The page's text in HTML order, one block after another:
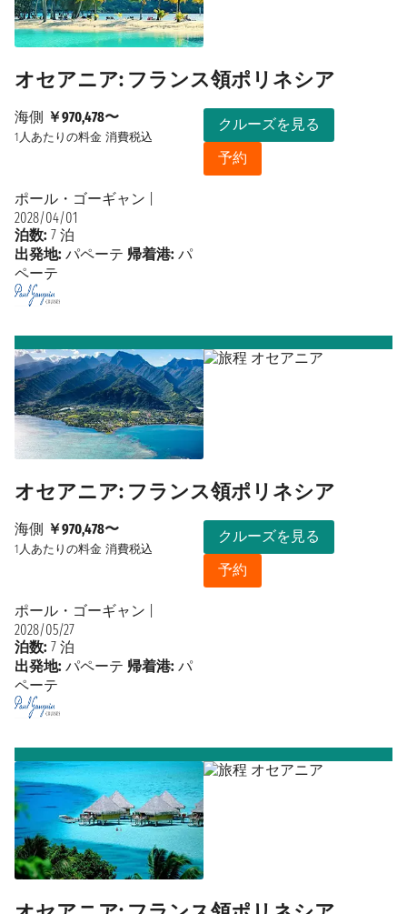
オセアニア: フランス領ポリネシア
海側 ￥970,478〜
1人あたりの料金 消費税込
クルーズを見る
予約
ポール・ゴーギャン
2028/04/01
泊数: 7 泊
出発地: パペーテ 帰着港: パ
ペーテ
オセアニア: フランス領ポリネシア
海側 ￥970,478〜
1人あたりの料金 消費税込
クルーズを見る
予約
ポール・ゴーギャン
2028/05/27
泊数: 7 泊
出発地: パペーテ 帰着港: パ
ペーテ